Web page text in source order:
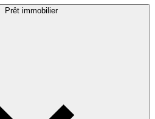
Prêt immobilier